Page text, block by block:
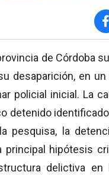
de Córdoba
desaparición, en un
policial inicial. La
detenido
pesquisa, la
hipótesis
delictiva en